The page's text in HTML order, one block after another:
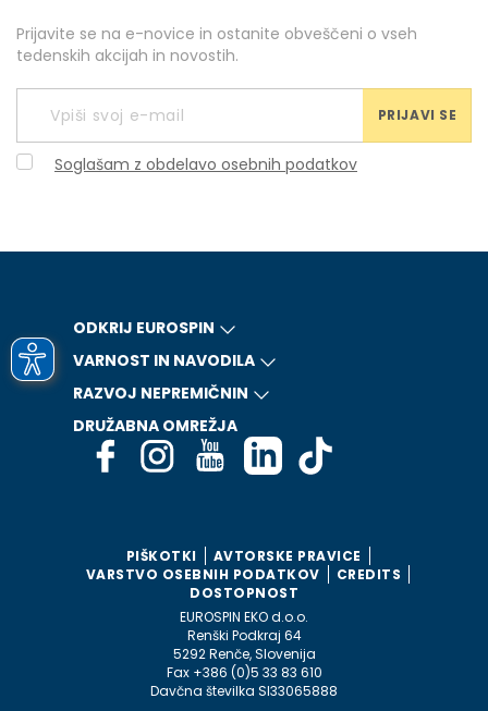
Prijavite se na e-novice in ostanite obveščeni o vseh
tedenskih akcijah in novostih.
PRIJAVI SE
Soglašam z obdelavo osebnih podatkov
ODKRIJ EUROSPIN
VARNOST IN NAVODILA
RAZVOJ NEPREMIČNIN
DRUŽABNA OMREŽJA
PIŠKOTKI
AVTORSKE PRAVICE
VARSTVO OSEBNIH PODATKOV
CREDITS
DOSTOPNOST
EUROSPIN EKO d.o.o.
Renški Podkraj 64
5292 Renče, Slovenija
Fax +386 (0)5 33 83 610
Davčna številka SI33065888